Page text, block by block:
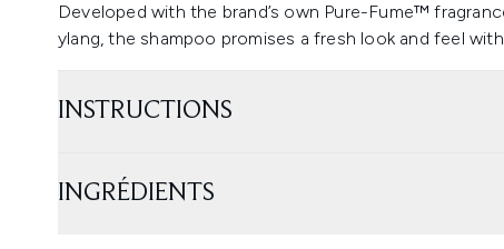
Developed with the brand’s own Pure-Fume™
ylang, the shampoo promises a fresh look and feel
INSTRUCTIONS
INGRÉDIENTS